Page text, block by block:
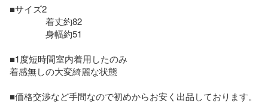
■サイズ2
着丈約82
身幅約51
■1度短時間室内着用したのみ
着感無しの大変綺麗な状態
■価格交渉など手間なので初めからお安く出品しております。